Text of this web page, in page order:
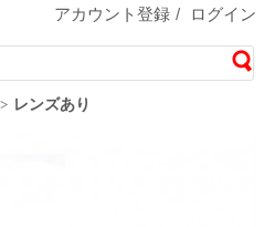
アカウント登録 / ログイン
レンズあり